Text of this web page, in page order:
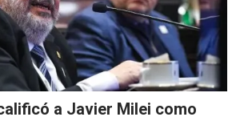
a Javier Milei como